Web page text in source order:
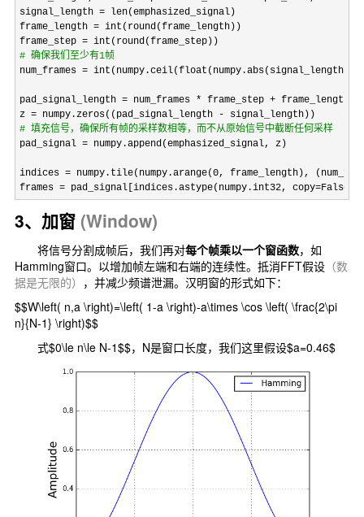
signal_length = len(emphasized_signal)
frame_length = int(round(frame_length))
frame_step =
# 确保我们至少有1帧
num_frames = int(numpy.ceil(float(numpy.abs(signal_length -
pad_signal_length = num_frames * frame_step + frame_length
z = numpy.zeros((pad_signal_length -
# 填充信号，确保所有帧的采样数相等，而不从原始信号中截断任何采样
pad_signal = numpy.append(emphasized_signal, z)
indices = numpy.tile(numpy.arange(0, frame_length),
frames = pad_signal[indices.astype(numpy.int32, copy=False)]
3、加窗 (Window)
将信号分割成帧后，我们再对每个帧乘以一个窗函数，如
Hamming窗口。以增加帧左端和右端的连续性。抵消FFT假设 （数
据是无限的） ，并减少频谱泄漏。汉明窗的形式如下：
$$W\left( n,a \right)=\left( 1-a \right)-a\times \cos \left( \frac{2\pi
n}{N-1} \right)$$
式$0\le n\le N-1$$，N是窗口长度，我们这里假设$a=0.46$